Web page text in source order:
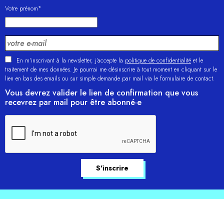
Votre prénom*
En m'inscrivant à la newsletter, j’accepte la politique de confidentialité et le
traitement de mes données. Je pourrai me désinscrire à tout moment en cliquant sur le
lien en bas des emails ou sur simple demande par mail via le formulaire de contact.
Vous devrez valider le lien de confirmation que vous
recevrez par mail pour être abonné·e